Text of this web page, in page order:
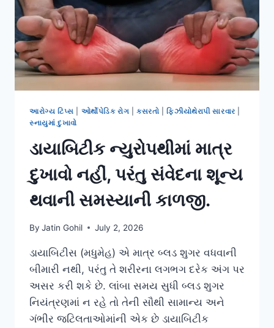
હલનચલન
સુધારવાના
કુદરતી
ઉપાયો
આરોગ્ય ટિપ્સ ઓર્થોપેડિક રોગ |કસરતો |ફિઝીયોથેરાપી સારવાર
સ્નાયુમાં દુખાવો
ડાયાબિટીક ન્યુરોપથીમાં માત્ર
દુખાવો નહીં, પરંતુ સંવેદના શૂન્ય
થવાની સમસ્યાની કાળજી.
By Jatin Gohil July 2, 2026
ડાયાબિટીસ (મધુમેહ) એ માત્ર બ્લડ શુગર વધવાની
બીમારી નથી, પરંતુ તે શરીરના લગભગ દરેક અંગ પર
અસર કરી શકે છે. લાંબા સમય સુધી બ્લડ શુગર
નિયંત્રણમાં ન રહે તો તેની સૌથી સામાન્ય અને
ગંભીર જટિલતાઓમાંની એક છે ડાયાબિટીક